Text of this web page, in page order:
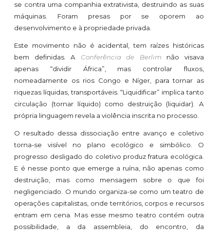
se contra uma companhia extrativista, destruindo as suas
máquinas. Foram presas por se oporem ao
desenvolvimento e à propriedade privada.
Este movimento não é acidental, tem raízes históricas
bem definidas. A Conferência de Berlim não visava
apenas “dividir África”, mas controlar fluxos,
nomeadamente os rios Congo e Níger, para tornar as
riquezas líquidas, transportáveis. “Liquidificar” implica tanto
circulação (tornar líquido) como destruição (liquidar). A
própria linguagem revela a violência inscrita no processo.
O resultado dessa dissociação entre avanço e coletivo
torna-se visível no plano ecológico e simbólico. O
progresso desligado do coletivo produz fratura ecológica.
E é nesse ponto que emerge a ruína, não apenas como
destruição, mas como mensagem sobre o que foi
negligenciado. O mundo organiza-se como um teatro de
operações capitalistas, onde territórios, corpos e recursos
entram em cena. Mas esse mesmo teatro contém outra
possibilidade, a da assembleia, do encontro, da